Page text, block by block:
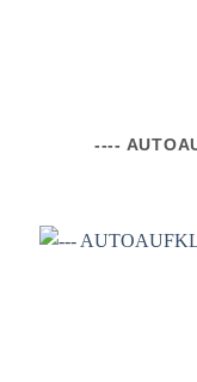
----